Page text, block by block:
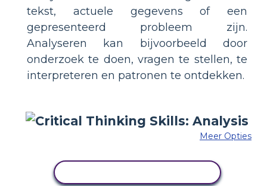
tekst, actuele gegevens of een
gepresenteerd probleem zijn.
Analyseren kan bijvoorbeeld door
onderzoek te doen, vragen te stellen, te
interpreteren en patronen te ontdekken.
Meer Opties